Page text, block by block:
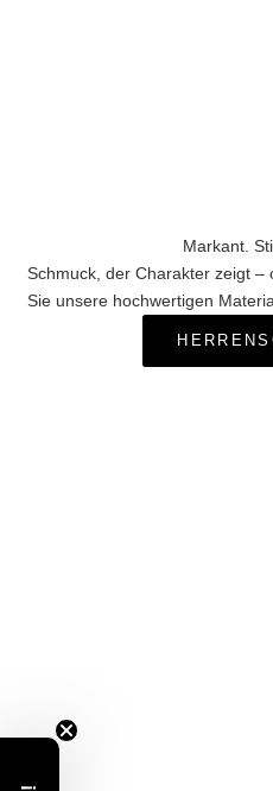
Markant.
Schmuck, der Charakter zeigt –
Sie unsere hochwertigen